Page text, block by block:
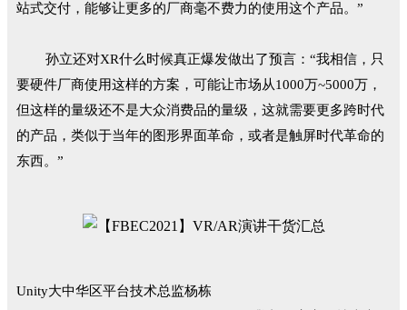
站式交付，能够让更多的厂商毫不费力的使用这个产品。”
孙立还对XR什么时候真正爆发做出了预言：“我相信，只
要硬件厂商使用这样的方案，可能让市场从1000万~5000万，
但这样的量级还不是大众消费品的量级，这就需要更多跨时代
的产品，类似于当年的图形界面革命，或者是触屏时代革命的
东西。”
Unity大中华区平台技术总监杨栋